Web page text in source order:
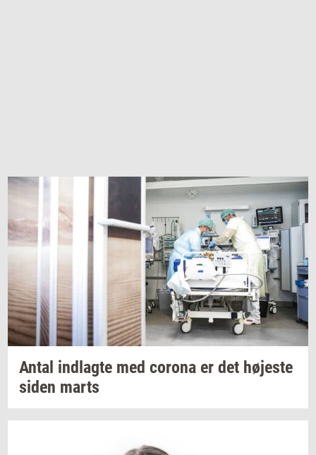
Antal ind­lag­te med cor­o­na er det hø­je­ste
siden marts